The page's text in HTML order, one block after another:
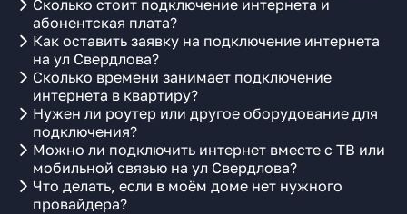
Сколько стоит подключение интернета и
абонентская плата?
Как оставить заявку на подключение интернета
на ул Свердлова?
Сколько времени занимает подключение
интернета в квартиру?
Нужен ли роутер или другое оборудование для
подключения?
Можно ли подключить интернет вместе с ТВ или
мобильной связью на ул Свердлова?
Что делать, если в моём доме нет нужного
провайдера?